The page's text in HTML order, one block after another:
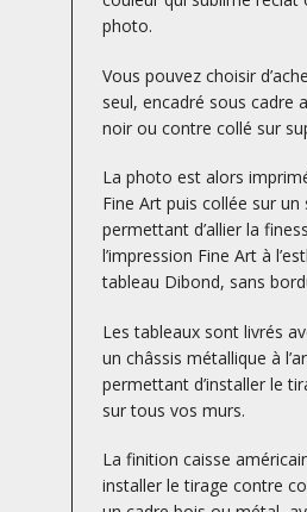
photo.
Vous pouvez choisir
seul, encadré sous cadre
noir ou contre collé sur
La photo est alors
Fine Art puis collée sur
permettant d’allier la
l’impression Fine Art à
tableau Dibond, sans
Les tableaux sont livrés
un châssis métallique à
permettant d’installer le
sur tous vos murs.
La finition caisse
installer le tirage contre